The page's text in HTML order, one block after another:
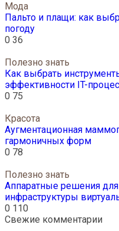
Мода
Пальто и плащи: как
погоду
0 36
Полезно знать
Как выбрать
эффективности IT-
0 75
Красота
Аугментационная
гармоничных форм
0 78
Полезно знать
Аппаратные решения для
инфраструктуры
0 110
Свежие комментарии